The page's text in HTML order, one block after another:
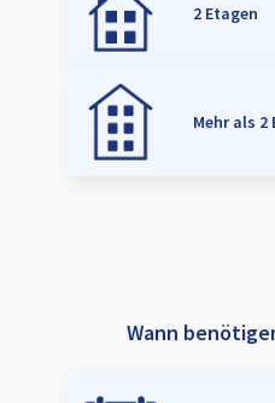
2 Etagen
Mehr als 2
Wann